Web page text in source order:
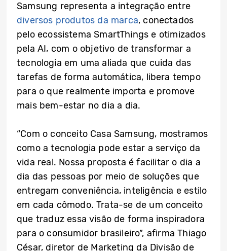
Samsung representa a integração entre
diversos produtos da marca, conectados
pelo ecossistema SmartThings e otimizados
pela AI, com o objetivo de transformar a
tecnologia em uma aliada que cuida das
tarefas de forma automática, libera tempo
para o que realmente importa e promove
mais bem-estar no dia a dia.
“Com o conceito Casa Samsung, mostramos
como a tecnologia pode estar a serviço da
vida real. Nossa proposta é facilitar o dia a
dia das pessoas por meio de soluções que
entregam conveniência, inteligência e estilo
em cada cômodo. Trata-se de um conceito
que traduz essa visão de forma inspiradora
para o consumidor brasileiro”, afirma Thiago
César, diretor de Marketing da Divisão de